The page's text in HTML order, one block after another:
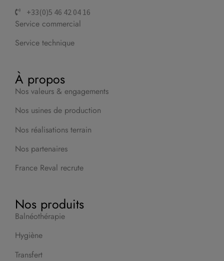
+33(0)5 46 42 04 16
Service commercial
Service technique
À propos
Nos valeurs & engagements
Nos usines de production
Nos réalisations terrain
Nos partenaires
France Reval recrute
Nos produits
Balnéothérapie
Hygiène
Transfert